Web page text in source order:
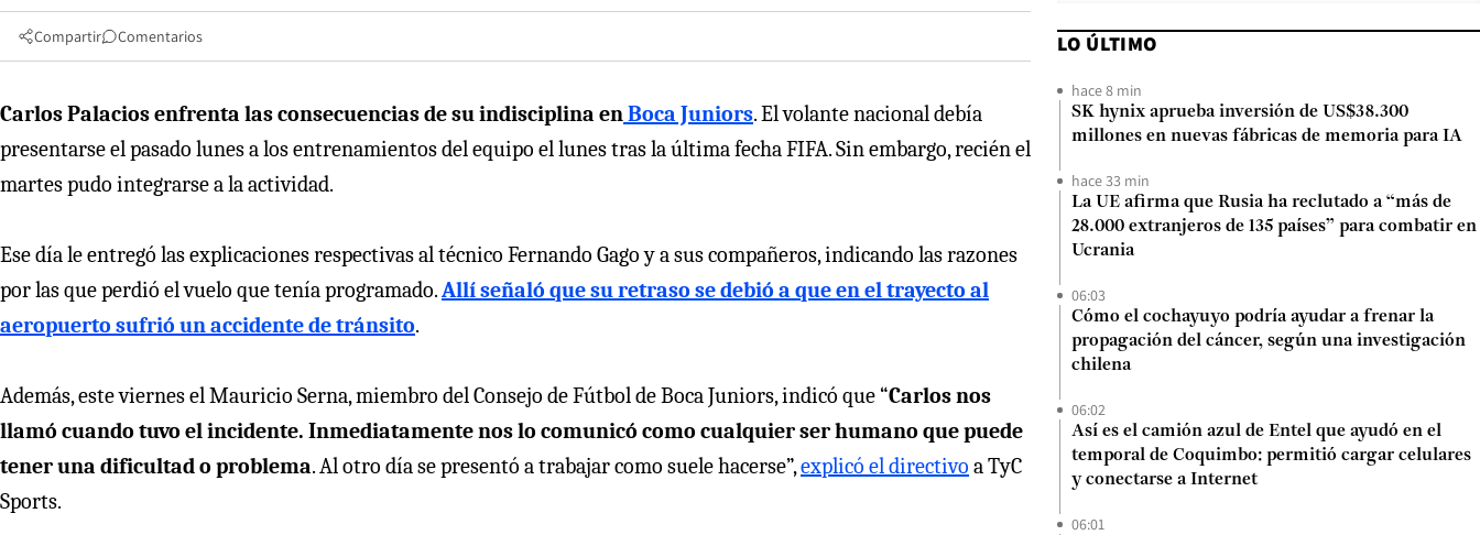
Compartir Comentarios
Carlos Palacios enfrenta las consecuencias de su indisciplina enBoca Juniors. El volante nacional debía
presentarse el pasado lunes a los entrenamientos del equipo el lunes tras la última fecha FIFA. Sin embargo, recién el
martes pudo integrarse a la actividad.
Ese día le entregó las explicaciones respectivas al técnico Fernando Gago y a sus compañeros, indicando las razones
por las que perdió el vuelo que tenía programado.Allí señaló que su retraso se debió a que en el trayecto al
aeropuerto sufrió un accidente de tránsito.
Además, este viernes el Mauricio Serna, miembro del Consejo de Fútbol de Boca Juniors, indicó que “Carlos nos
llamó cuando tuvo el incidente. Inmediatamente nos lo comunicó como cualquier ser humano que puede
tener una dificultad o problema. Al otro día se presentó a trabajar como suele hacerse”,explicó el directivo a TyC
Sports.
LO ÚLTIMO
hace 8 min
SK hynix aprueba inversión de US$38.300
millones en nuevas fábricas de memoria para IA
hace 33 min
La UE afirma que Rusia ha reclutado a “más de
28.000 extranjeros de 135 países” para combatir en
Ucrania
06:03
Cómo el cochayuyo podría ayudar a frenar la
propagación del cáncer, según una investigación
chilena
06:02
Así es el camión azul de Entel que ayudó en el
temporal de Coquimbo: permitió cargar celulares
y conectarse a Internet
06:01